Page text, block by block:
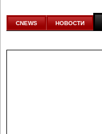
аналитике
CNEWS НОВОСТИ